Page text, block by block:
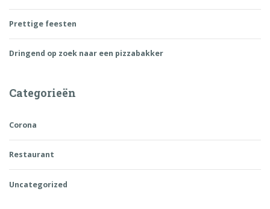
Prettige feesten
Dringend op zoek naar een pizzabakker
Categorieën
Corona
Restaurant
Uncategorized